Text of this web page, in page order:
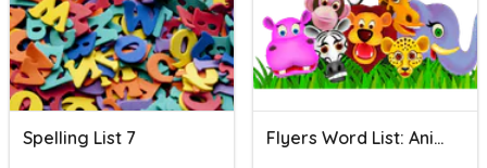
Spelling List 7 Flyers Word List: Animals